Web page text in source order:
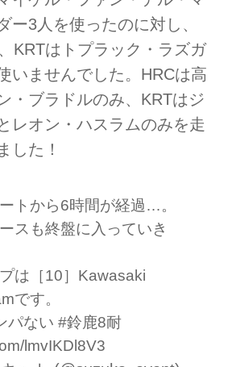
ー3人を使ったのに対し、
KRTはトプラック・ラズガ
いませんでした。HRCは高
・ブラドルのみ、KRTはジ
レオン・ハスラムのみを走
した！
トから6時間が経過…。
スも終盤に入っていき
は［10］Kawasaki
です。
パない #鈴鹿8耐
lmvIKDl8V3